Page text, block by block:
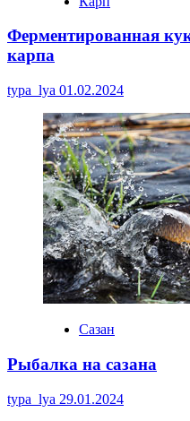
Ферментированная
карпа
typa_lya 01.02.2024
Сазан
Рыбалка на сазана
typa_lya 29.01.2024